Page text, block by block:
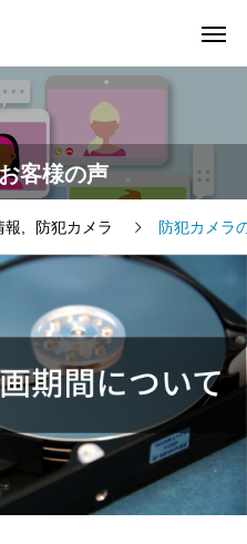
客様の声
報 防犯カメラ 防犯カメラ